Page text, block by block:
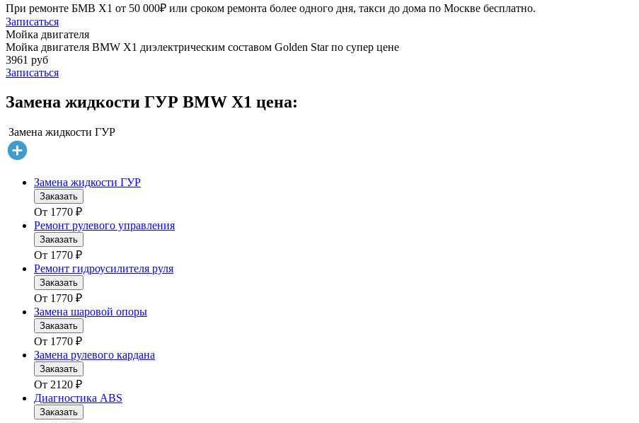
При ремонте БМВ Х1 от 50 000₽ или сроком ремонта более одного дня, такси до дома по Москве бесплатно.
Записаться
Мойка двигателя
Мойка двигателя BMW X1 диэлектрическим составом Golden Star по супер цене
3961 руб
Записаться
Замена жидкости ГУР BMW X1 цена:
Замена жидкости ГУР
Замена жидкости ГУР
Заказать
От 1770 ₽
Ремонт рулевого управления
Заказать
От 1770 ₽
Ремонт гидроусилителя руля
Заказать
От 1770 ₽
Замена шаровой опоры
Заказать
От 1770 ₽
Замена рулевого кардана
Заказать
От 2120 ₽
Диагностика ABS
Заказать